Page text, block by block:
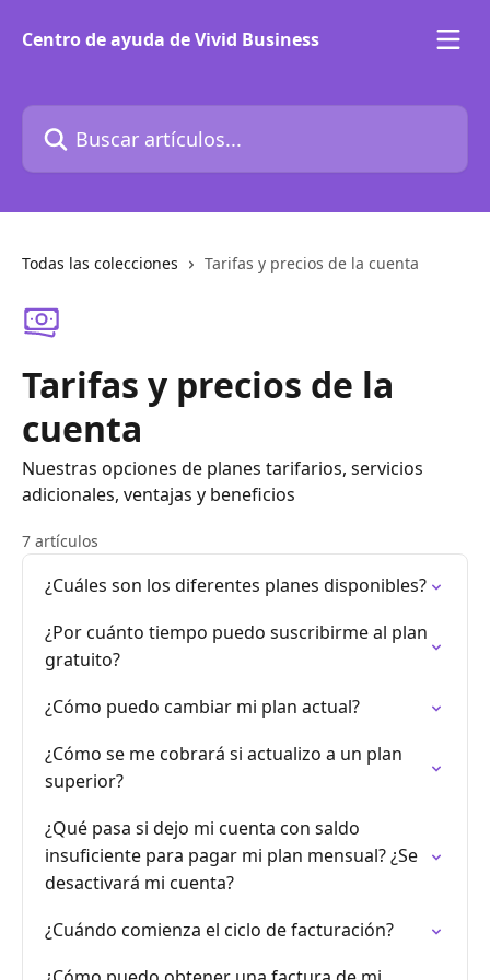
Centro de ayuda de Vivid Business
Buscar artículos...
Todas las colecciones Tarifas y precios de la cuenta
Tarifas y precios de la
cuenta
Nuestras opciones de planes tarifarios, servicios
adicionales, ventajas y beneficios
7 artículos
¿Cuáles son los diferentes planes disponibles?
¿Por cuánto tiempo puedo suscribirme al plan
gratuito?
¿Cómo puedo cambiar mi plan actual?
¿Cómo se me cobrará si actualizo a un plan
superior?
¿Qué pasa si dejo mi cuenta con saldo
insuficiente para pagar mi plan mensual? ¿Se
desactivará mi cuenta?
¿Cuándo comienza el ciclo de facturación?